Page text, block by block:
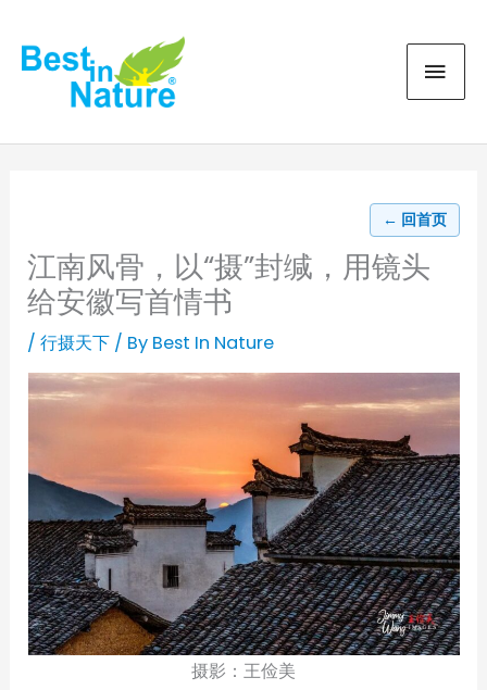
content
← 回首页
江南风骨，以“摄”封缄，用镜头
给安徽写首情书
/行摄天下 / By Best In Nature
摄影：王俭美